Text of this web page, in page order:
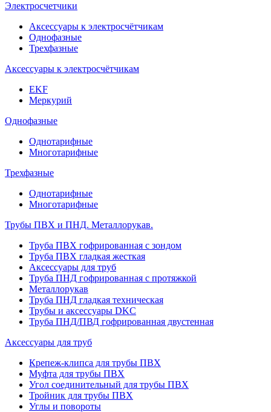
Электросчетчики
Аксессуары к электросчётчикам
Однофазные
Трехфазные
Аксессуары к электросчётчикам
EKF
Меркурий
Однофазные
Однотарифные
Многотарифные
Трехфазные
Однотарифные
Многотарифные
Трубы ПВХ и ПНД. Металлорукав.
Труба ПВХ гофрированная с зондом
Труба ПВХ гладкая жесткая
Аксессуары для труб
Труба ПНД гофрированная с протяжкой
Металлорукав
Труба ПНД гладкая техническая
Трубы и аксессуары DKC
Труба ПНД/ПВД гофрированная двустенная
Аксессуары для труб
Крепеж-клипса для трубы ПВХ
Муфта для трубы ПВХ
Угол соединительный для трубы ПВХ
Тройник для трубы ПВХ
Углы и повороты